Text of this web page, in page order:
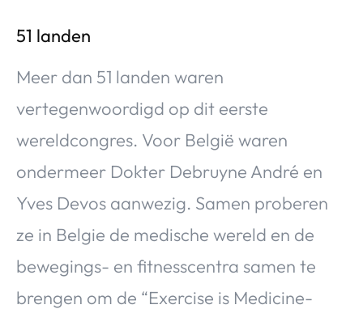
51 landen
Meer dan 51 landen waren
vertegenwoordigd op dit eerste
wereldcongres. Voor België waren
ondermeer Dokter Debruyne André en
Yves Devos aanwezig. Samen proberen
ze in Belgie de medische wereld en de
bewegings- en fitnesscentra samen te
brengen om de “Exercise is Medicine-